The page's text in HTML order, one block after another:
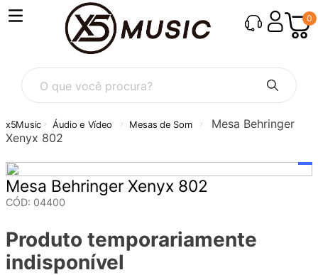
0
O que você procura?
Áudio e Vídeo Mesas de Som
Mesa Behringer
Xenyx 802
Mesa Behringer Xenyx 802
CÓD: 04400
Produto temporariamente
indisponível